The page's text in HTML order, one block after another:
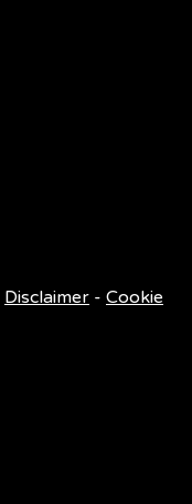
Disclaimer - Cookie